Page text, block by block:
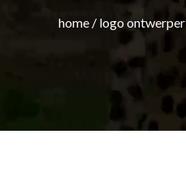
home / logo ontwerper